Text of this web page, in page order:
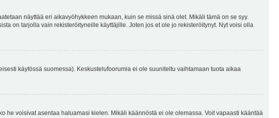
näyttää eri aikavyöhykkeen mukaan, kuin se missä sinä olet. Mikäli tämä on se syy.
on tarjolla vain rekisteröityneille käyttäjille. Joten jos et ole jo rekisteröitynyt. Nyt voisi olla
käytössä suomessa). Keskustelufoorumia ei ole suuniteltu vaihtamaan tuota aikaa
voisivat asentaa haluamasi kielen. Mikäli käännöstä ei ole olemassa. Voit vapaasti kääntää